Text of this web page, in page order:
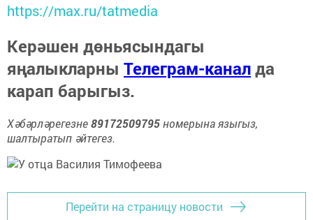
https://max.ru/tatmedia
Керәшен дөньясындагы
яңалыкларны Телеграм-каналда
карап барыгыз.
Хәбәрләрегезне89172509795номерына языгыз,
шалтыратып әйтегез.
Перейти на страницу новости